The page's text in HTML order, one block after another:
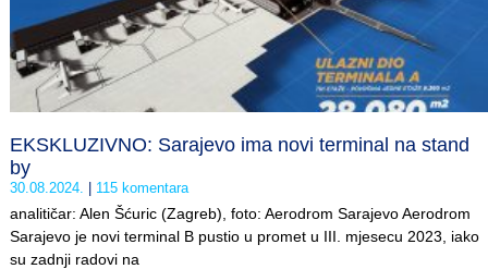
EKSKLUZIVNO: Sarajevo ima novi terminal na stand
by
30.08.2024. 115 komentara
analitičar: Alen Šćuric (Zagreb), foto: Aerodrom Sarajevo Aerodrom
Sarajevo je novi terminal B pustio u promet u III. mjesecu 2023, iako
su zadnji radovi na